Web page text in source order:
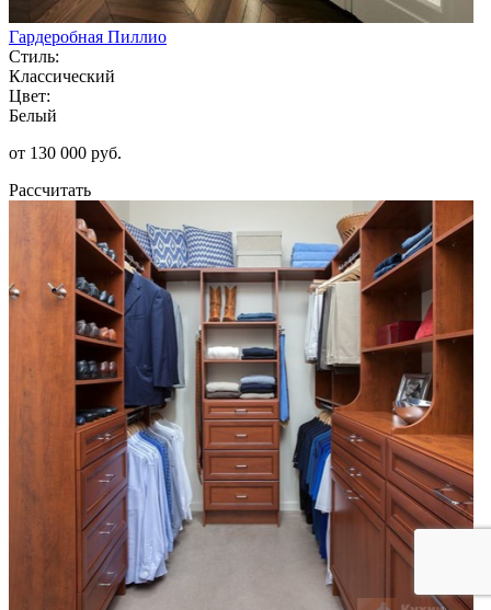
Гардеробная Пиллио
Стиль:
Классический
Цвет:
Белый
от 130 000 руб.
Рассчитать